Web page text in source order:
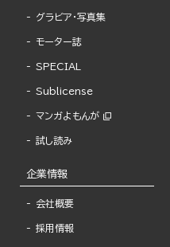
グラビア・写真集
モーター誌
SPECIAL
Sublicense
マンガよもんが
試し読み
企業情報
会社概要
採用情報